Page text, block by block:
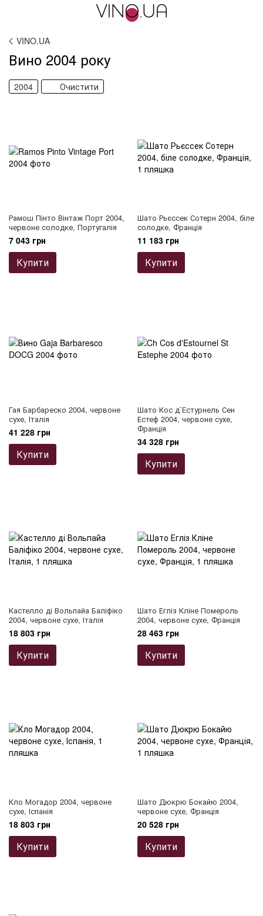
VINO.UA
Вино 2004 року
2004 Очистити
Рамош Пінто Вінтаж Порт 2004,
червоне солодке, Португалія
7 043 грн
Купити
Шато Рьєссек Сотерн 2004, біле
солодке, Франція
11 183 грн
Купити
Гая Барбареско 2004, червоне
сухе, Італія
41 228 грн
Купити
Шато Кос д`Естурнель Сен
Естеф 2004, червоне сухе,
Франція
34 328 грн
Купити
Кастелло ді Вольпайа Баліфіко
2004, червоне сухе, Італія
18 803 грн
Купити
Шато Егліз Кліне Помероль
2004, червоне сухе, Франція
28 463 грн
Купити
Кло Могадор 2004, червоне
сухе, Іспанія
18 803 грн
Купити
Шато Дюкрю Бокайю 2004,
червоне сухе, Франція
20 528 грн
Купити